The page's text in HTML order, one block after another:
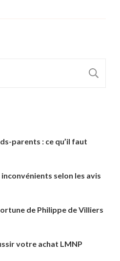
parents : ce qu’il faut
selon les avis
de Philippe de Villiers
votre achat LMNP